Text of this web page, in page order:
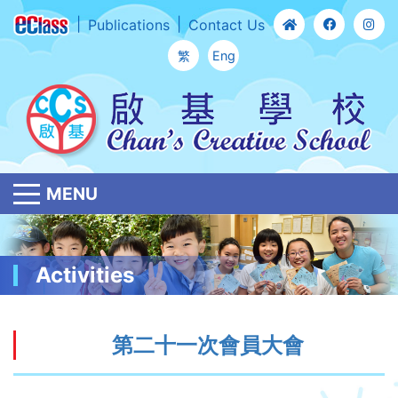
Publications Contact Us
繁 Eng
MENU
Activities
第二十一次會員大會